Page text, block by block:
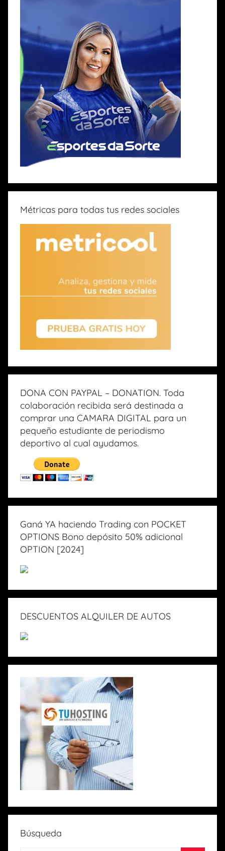
Métricas para todas tus redes sociales
DONA CON PAYPAL – DONATION. Toda
colaboración recibida será destinada a
comprar una CAMARA DIGITAL para un
pequeño estudiante de periodismo
deportivo al cual ayudamos.
Ganá YA haciendo Trading con POCKET
OPTIONS Bono depósito 50% adicional
OPTION [2024]
DESCUENTOS ALQUILER DE AUTOS
Búsqueda